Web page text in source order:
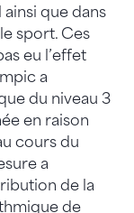
que dans
sport. Ces
eu l’effet
a
du niveau 3
en raison
cours du
a
de la
de